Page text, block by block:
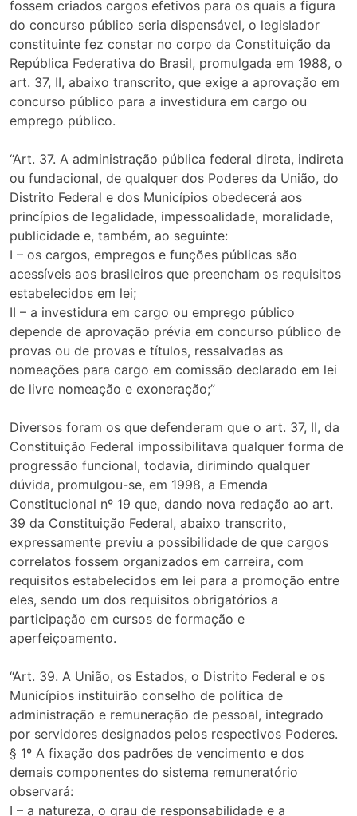
fossem criados cargos efetivos para os quais a figura
do concurso público seria dispensável, o legislador
constituinte fez constar no corpo da Constituição da
República Federativa do Brasil, promulgada em 1988, o
art. 37, II, abaixo transcrito, que exige a aprovação em
concurso público para a investidura em cargo ou
emprego público.
“Art. 37. A administração pública federal direta, indireta
ou fundacional, de qualquer dos Poderes da União, do
Distrito Federal e dos Municípios obedecerá aos
princípios de legalidade, impessoalidade, moralidade,
publicidade e, também, ao seguinte:
I – os cargos, empregos e funções públicas são
acessíveis aos brasileiros que preencham os requisitos
estabelecidos em lei;
II – a investidura em cargo ou emprego público
depende de aprovação prévia em concurso público de
provas ou de provas e títulos, ressalvadas as
nomeações para cargo em comissão declarado em lei
de livre nomeação e exoneração;”
Diversos foram os que defenderam que o art. 37, II, da
Constituição Federal impossibilitava qualquer forma de
progressão funcional, todavia, dirimindo qualquer
dúvida, promulgou-se, em 1998, a Emenda
Constitucional nº 19 que, dando nova redação ao art.
39 da Constituição Federal, abaixo transcrito,
expressamente previu a possibilidade de que cargos
correlatos fossem organizados em carreira, com
requisitos estabelecidos em lei para a promoção entre
eles, sendo um dos requisitos obrigatórios a
participação em cursos de formação e
aperfeiçoamento.
“Art. 39. A União, os Estados, o Distrito Federal e os
Municípios instituirão conselho de política de
administração e remuneração de pessoal, integrado
por servidores designados pelos respectivos Poderes.
§ 1º A fixação dos padrões de vencimento e dos
demais componentes do sistema remuneratório
observará:
I – a natureza, o grau de responsabilidade e a